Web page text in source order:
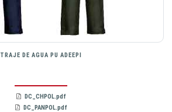
TRAJE DE AGUA PU ADEEPI
DC_CHPOL.pdf
DC_PANPOL.pdf